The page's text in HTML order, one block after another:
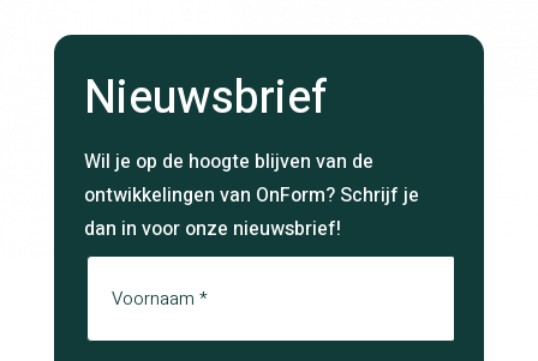
Nieuwsbrief
Wil je op de hoogte blijven van de
ontwikkelingen van OnForm? Schrijf je
dan in voor onze nieuwsbrief!
Naam